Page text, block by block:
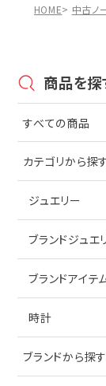
HOME 中古ノ
商品を探
すべての商品
カテゴリから探
ジュエリー
アイテムで探す
ブランドジュエ
アイテムで探す
ブランドアイテ
アイテムで探す
時計
ブランドで探す
ブランドから探す